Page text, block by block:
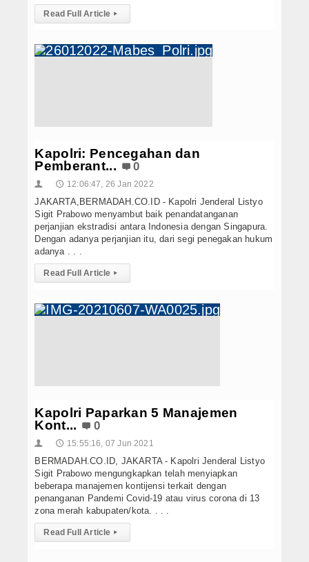
Read Full Article ▸
Kapolri: Pencegahan dan
Pemberant...
0
👤 🕔 12:06:47, 26 Jan 2022
JAKARTA,BERMADAH.CO.ID - Kapolri Jenderal Listyo
Sigit Prabowo menyambut baik penandatanganan
perjanjian ekstradisi antara Indonesia dengan Singapura.
Dengan adanya perjanjian itu, dari segi penegakan hukum
adanya . . .
Read Full Article ▸
Kapolri Paparkan 5 Manajemen
Kont...
0
👤 🕔 15:55:16, 07 Jun 2021
BERMADAH.CO.ID, JAKARTA - Kapolri Jenderal Listyo
Sigit Prabowo mengungkapkan telah menyiapkan
beberapa manajemen kontijensi terkait dengan
penanganan Pandemi Covid-19 atau virus corona di 13
zona merah kabupaten/kota. . . .
Read Full Article ▸